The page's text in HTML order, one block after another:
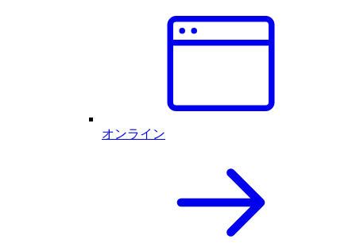
オンライン